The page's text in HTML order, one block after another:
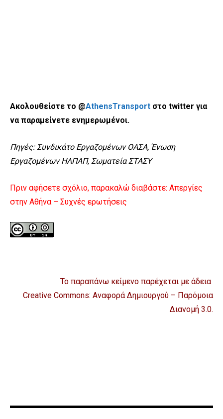
Ακολουθείστε το @AthensTransport στο twitter για
να παραμείνετε ενημερωμένοι.
Πηγές: Συνδικάτο Εργαζομένων ΟΑΣΑ, Ένωση
Εργαζομένων ΗΛΠΑΠ, Σωματεία ΣΤΑΣΥ
Πριν αφήσετε σχόλιο, παρακαλώ διαβάστε: Απεργίες
στην Αθήνα – Συχνές ερωτήσεις
Το παραπάνω κείμενο παρέχεται με άδεια
Creative Commons: Αναφορά Δημιουργού – Παρόμοια
Διανομή 3.0.